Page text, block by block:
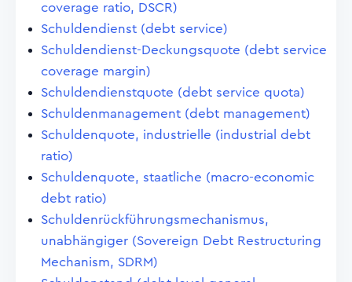
coverage ratio, DSCR)
Schuldendienst (debt service)
Schuldendienst-Deckungsquote (debt service
coverage margin)
Schuldendienstquote (debt service quota)
Schuldenmanagement (debt management)
Schuldenquote, industrielle (industrial debt
ratio)
Schuldenquote, staatliche (macro-economic
debt ratio)
Schuldenrückführungsmechanismus,
unabhängiger (Sovereign Debt Restructuring
Mechanism, SDRM)